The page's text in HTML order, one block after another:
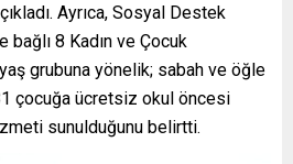
Ayrıca, Sosyal Destek
bağlı 8 Kadın ve Çocuk
grubuna yönelik; sabah ve öğle
çocuğa ücretsiz okul öncesi
sunulduğunu belirtti.